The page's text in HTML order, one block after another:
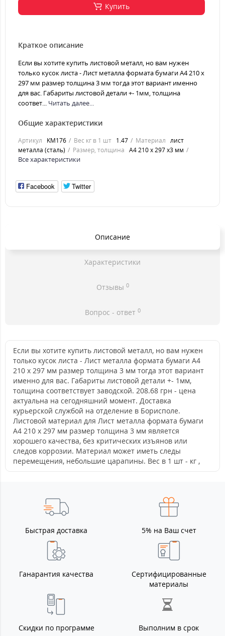
Купить
Краткое описание
Если вы хотите купить листовой металл, но вам нужен
только кусок листа - Лист металла формата бумаги А4 210 х
297 мм размер толщина 3 мм тогда этот вариант именно
для вас. Габариты листовой детали +- 1мм, толщина
соответ... Читать далее...
Общие характеристики
Артикул KM176 Вес кг в 1 шт 1.47 Материал лист
металла (сталь)
Размер, толщина А4 210 х 297 х3 мм
Все характеристики
Facebook Twitter
Описание
Характеристики
Отзывы 0
Вопрос - ответ 0
Если вы хотите купить листовой металл, но вам нужен
только кусок листа - Лист металла формата бумаги А4
210 х 297 мм размер толщина 3 мм тогда этот вариант
именно для вас. Габариты листовой детали +- 1мм,
толщина соответствует заводской. 208.68 грн - цена
актуальна на сегодняшний момент. Доставка
курьерской службой на отделение в Борисполе.
Листовой материал для Лист металла формата бумаги
А4 210 х 297 мм размер толщина 3 мм является
хорошего качества, без критических изъянов или
следов коррозии. Материал может иметь следы
перемещения, небольшие царапины. Вес в 1 шт - кг ,
Быстрая доставка 5% на Ваш счет
Ганарантия качества
Сертифицированные
материалы
Скидки по программе Выполним в срок